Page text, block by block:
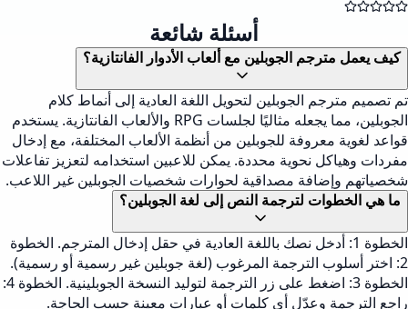
أسئلة شائعة
كيف يعمل مترجم الجوبلين مع ألعاب الأدوار الفانتازية؟
تم تصميم مترجم الجوبلين لتحويل اللغة العادية إلى أنماط كلام
الجوبلين، مما يجعله مثاليًا لجلسات RPG والألعاب الفانتازية. يستخدم
قواعد لغوية معروفة للجوبلين من أنظمة الألعاب المختلفة، مع إدخال
مفردات وهياكل نحوية محددة. يمكن للاعبين استخدامه لتعزيز تفاعلات
شخصياتهم وإضافة مصداقية لحوارات شخصيات الجوبلين غير اللاعب.
ما هي الخطوات لترجمة النص إلى لغة الجوبلين؟
الخطوة 1: أدخل نصك باللغة العادية في حقل إدخال المترجم. الخطوة
2: اختر أسلوب الترجمة المرغوب (لغة جوبلين غير رسمية أو رسمية).
الخطوة 3: اضغط على زر الترجمة لتوليد النسخة الجوبلينية. الخطوة 4:
راجع الترجمة وعدّل أي كلمات أو عبارات معينة حسب الحاجة.